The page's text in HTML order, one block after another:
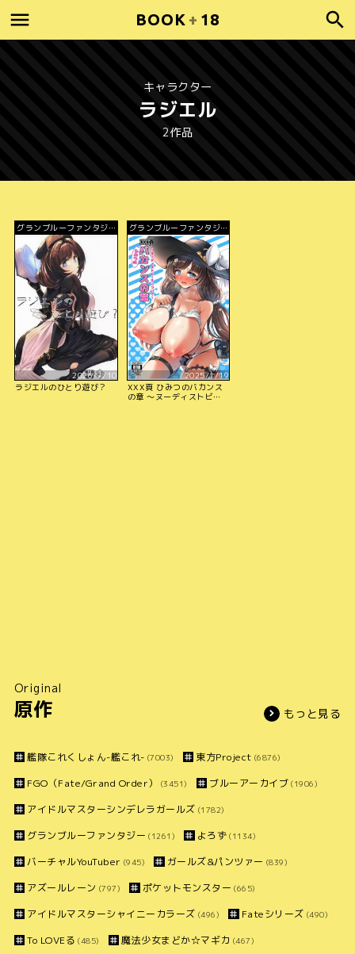
BOOK + 18
キャラクター
ラジエル
2作品
グランブルーファンタジ
2026/7/10
ラジエルのひとり遊び？
グランブルーファンタジ
ー
2025/1/19
XXX頁 ひみつのバカンス
の章 〜ヌーディストビー
Original
原作 もっと見る
艦隊これくしょん-艦これ- (7003) 東方Project (6876)
FGO（Fate/Grand Order） (3451) ブルーアーカイブ (1906)
アイドルマスターシンデレラガールズ (1782)
グランブルーファンタジー (1261) よろず (1134)
バーチャルYouTuber (945) ガールズ&パンツァー (839)
アズールレーン (797) ポケットモンスター (665)
アイドルマスターシャイニーカラーズ (496) Fateシリーズ (490)
To LOVEる (485) 魔法少女まどか☆マギカ (467)